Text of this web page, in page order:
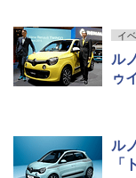
イ
ル
ゥ
ル
「